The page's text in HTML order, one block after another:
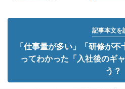
記事本文を
「仕事量が多い」「研修が
ってわかった「入社後のギ
う？